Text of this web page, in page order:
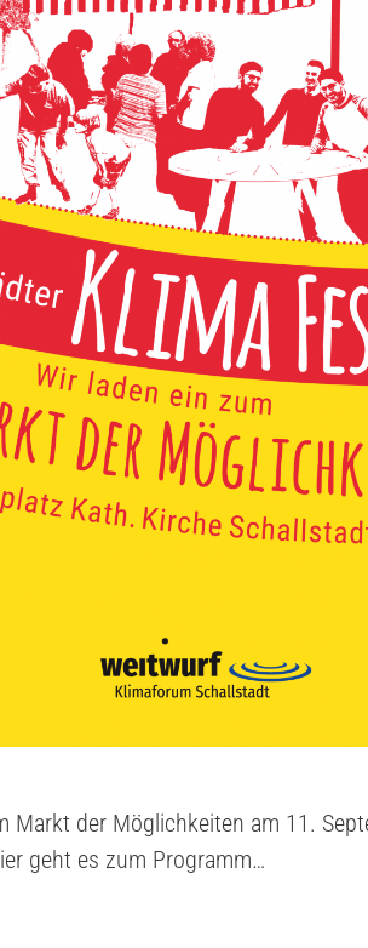
Markt der Möglichkeiten am 11.
geht es zum Programm…